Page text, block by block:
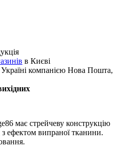
в Києві
компанією Нова Пошта,
має стрейчеву конструкцію
з ефектом випраної тканини.